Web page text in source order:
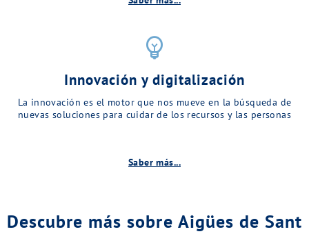
emoji_objects
Innovación y digitalización
La innovación es el motor que nos mueve en la búsqueda de
nuevas soluciones para cuidar de los recursos y las personas
Saber más...
Descubre más sobre Aigües de Sant